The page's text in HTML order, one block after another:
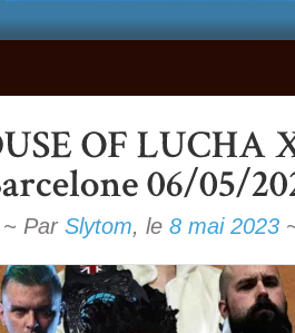
~ Par Slytom, le 8 mai 2023